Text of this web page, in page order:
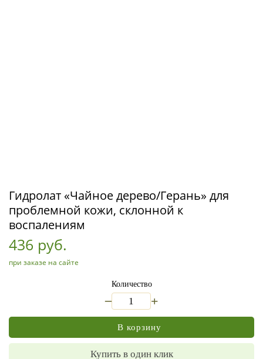
Гидролат «Чайное дерево/Герань» для
проблемной кожи, склонной к
воспалениям
436 руб.
при заказе на сайте
Количество
+
В корзину
Купить в один клик